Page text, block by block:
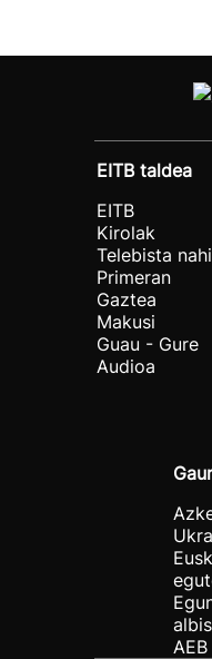
EITB taldea
EITB
Kirolak
Telebista
Primeran
Gaztea
Makusi
Guau - Gure
Audioa